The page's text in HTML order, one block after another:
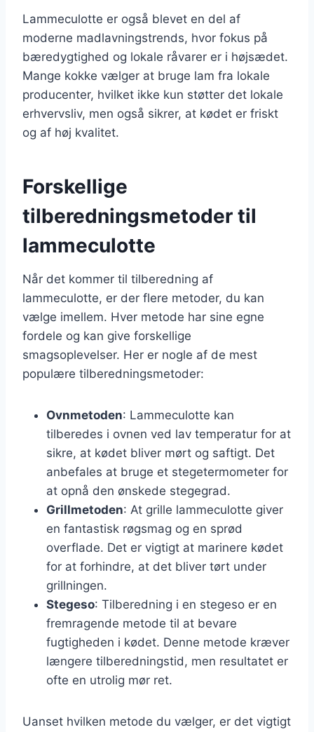
Lammeculotte er også blevet en del af
moderne madlavningstrends, hvor fokus på
bæredygtighed og lokale råvarer er i højsædet.
Mange kokke vælger at bruge lam fra lokale
producenter, hvilket ikke kun støtter det lokale
erhvervsliv, men også sikrer, at kødet er friskt
og af høj kvalitet.
Forskellige
tilberedningsmetoder til
lammeculotte
Når det kommer til tilberedning af
lammeculotte, er der flere metoder, du kan
vælge imellem. Hver metode har sine egne
fordele og kan give forskellige
smagsoplevelser. Her er nogle af de mest
populære tilberedningsmetoder:
Ovnmetoden: Lammeculotte kan
tilberedes i ovnen ved lav temperatur for at
sikre, at kødet bliver mørt og saftigt. Det
anbefales at bruge et stegetermometer for
at opnå den ønskede stegegrad.
Grillmetoden: At grille lammeculotte giver
en fantastisk røgsmag og en sprød
overflade. Det er vigtigt at marinere kødet
for at forhindre, at det bliver tørt under
grillningen.
Stegeso: Tilberedning i en stegeso er en
fremragende metode til at bevare
fugtigheden i kødet. Denne metode kræver
længere tilberedningstid, men resultatet er
ofte en utrolig mør ret.
Uanset hvilken metode du vælger, er det vigtigt